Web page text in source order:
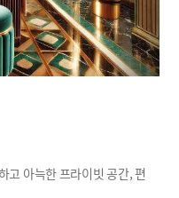
고 아늑한 프라이빗 공간, 편